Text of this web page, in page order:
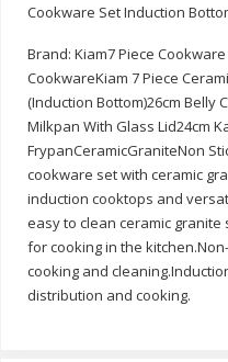
Cookware Set Induction
Brand: Kiam7 Piece
CookwareKiam 7 Piece
(Induction Bottom)26cm Belly
Milkpan With Glass Lid24cm
FrypanCeramicGraniteNon
cookware set with ceramic
induction cooktops and
easy to clean ceramic
for cooking in the
cooking and
distribution and cooking.